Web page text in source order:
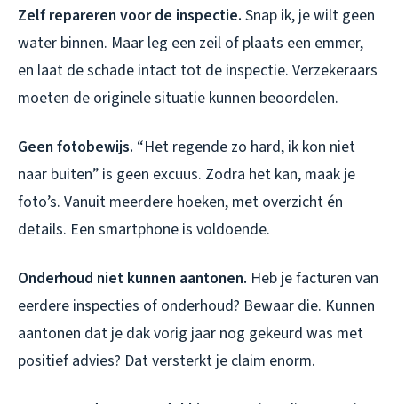
Zelf repareren voor de inspectie. Snap ik, je wilt geen
water binnen. Maar leg een zeil of plaats een emmer,
en laat de schade intact tot de inspectie. Verzekeraars
moeten de originele situatie kunnen beoordelen.
Geen fotobewijs. “Het regende zo hard, ik kon niet
naar buiten” is geen excuus. Zodra het kan, maak je
foto’s. Vanuit meerdere hoeken, met overzicht én
details. Een smartphone is voldoende.
Onderhoud niet kunnen aantonen. Heb je facturen van
eerdere inspecties of onderhoud? Bewaar die. Kunnen
aantonen dat je dak vorig jaar nog gekeurd was met
positief advies? Dat versterkt je claim enorm.